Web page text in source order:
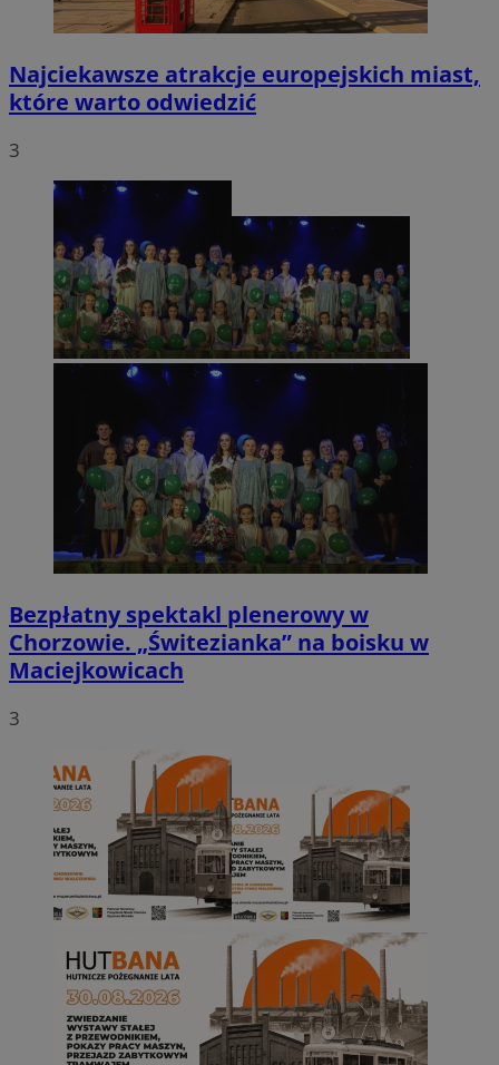
Najciekawsze atrakcje europejskich miast,
które warto odwiedzić
3
Bezpłatny spektakl plenerowy w
Chorzowie. „Świtezianka” na boisku w
Maciejkowicach
3